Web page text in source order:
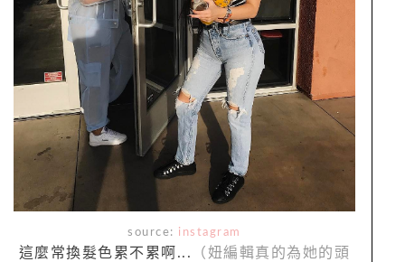
source: instagram
這麼常換髮色累不累啊...
（妞編輯真的為她的頭